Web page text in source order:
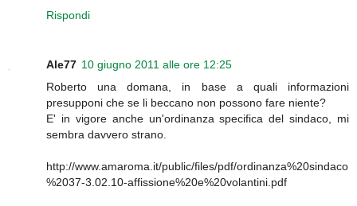
Rispondi
Ale77 10 giugno 2011 alle ore 12:25
Roberto una domana, in base a quali informazioni
presupponi che se li beccano non possono fare niente?
E' in vigore anche un'ordinanza specifica del sindaco, mi
sembra davvero strano.
http://www.amaroma.it/public/files/pdf/ordinanza%20sindaco
%2037-3.02.10-affissione%20e%20volantini.pdf